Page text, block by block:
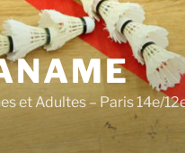
et Adultes – Paris 14e/